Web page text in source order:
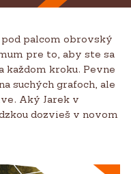
EN
pod palcom obrovský
pre to, aby ste sa
každom kroku. Pevne
suchých grafoch, ale
Aký Jarek v
dozvieš v novom